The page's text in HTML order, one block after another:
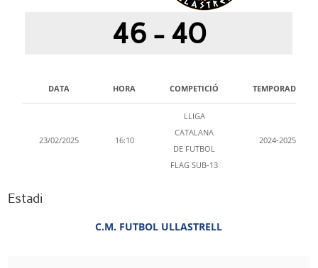
46 - 40
DATA HORA COMPETICIÓ TEMPORADA
23/02/2025 16:10
LLIGA
CATALANA
DE FUTBOL
FLAG SUB-13
2024-2025
Estadi
C.M. FUTBOL ULLASTRELL